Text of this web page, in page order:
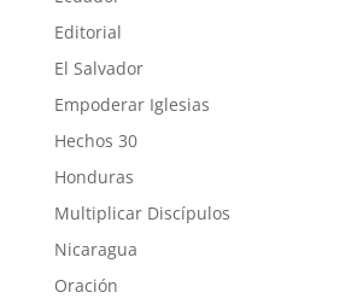
Editorial
El Salvador
Empoderar Iglesias
Hechos 30
Honduras
Multiplicar Discípulos
Nicaragua
Oración